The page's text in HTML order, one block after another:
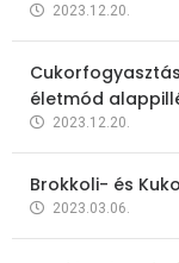
2023.12.20.
életmód
2023.12.20.
Brokkoli- és
2023.03.06.